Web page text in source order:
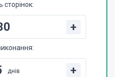
сторінок:
+
днів +